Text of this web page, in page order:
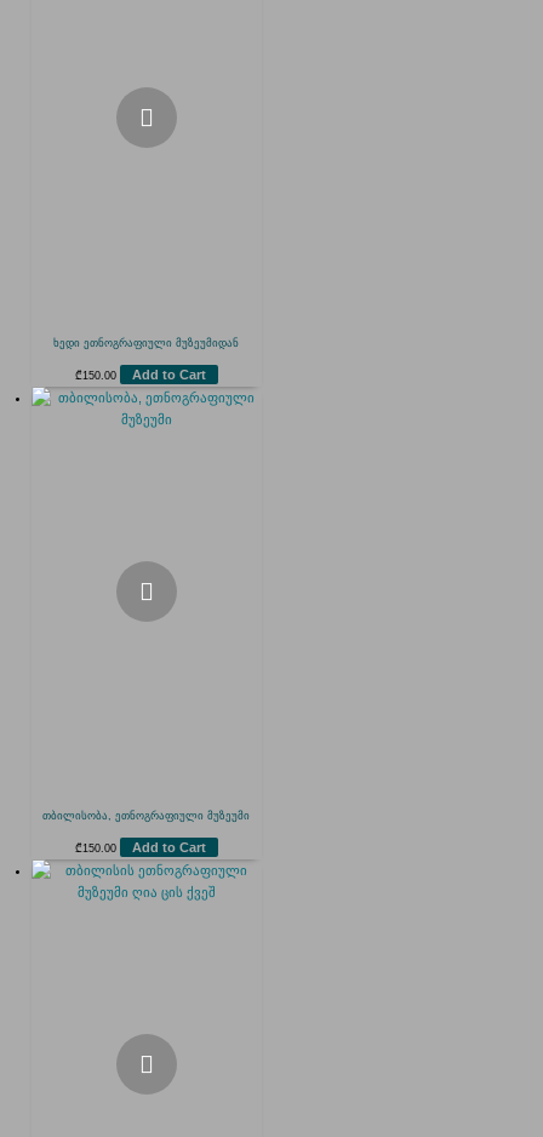
ხედი ეთნოგრაფიული მუზეუმიდან
₾ 150.00 Add to Cart
თბილისობა, ეთნოგრაფიული მუზეუმი
₾ 150.00 Add to Cart